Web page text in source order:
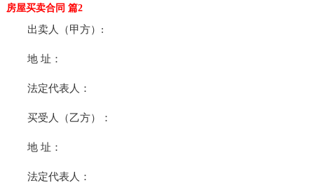
房屋买卖合同 篇2
出卖人（甲方）:
地 址：
法定代表人：
买受人（乙方）：
地 址：
法定代表人：